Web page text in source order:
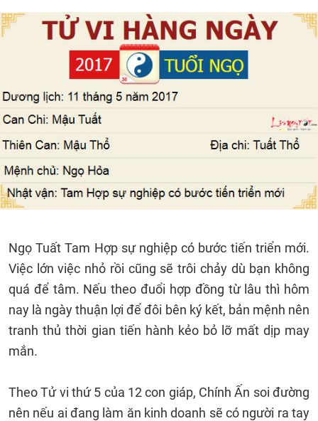
Ngọ Tuất Tam Hợp sự nghiệp có bước tiến triển mới.
Việc lớn việc nhỏ rồi cũng sẽ trôi chảy dù bạn không
quá để tâm. Nếu theo đuổi hợp đồng từ lâu thì hôm
nay là ngày thuận lợi để đôi bên ký kết, bản mệnh nên
tranh thủ thời gian tiến hành kẻo bỏ lỡ mất dịp may
mắn.
Theo Tử vi thứ 5 của 12 con giáp, Chính Ấn soi đường
nên nếu ai đang làm ăn kinh doanh sẽ có người ra tay